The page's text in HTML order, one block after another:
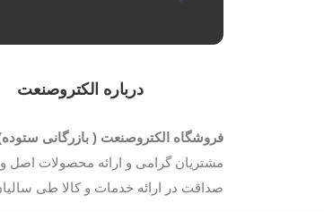
درباره الکتروصنعت
فروشگاه الکتروصنعت ( بازرگانی
مشتریان گرامی و ارائه محصولات اصل
صداقت در ارائه خدمات و کالا طی